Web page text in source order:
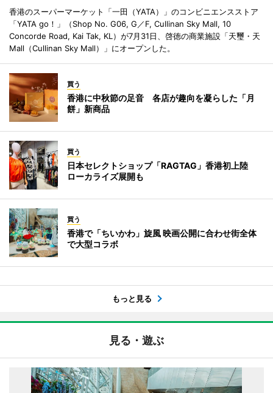
香港のスーパーマーケット「一田（YATA）」のコンビニエンスストア
「YATA go！」（Shop No. G06, G／F, Cullinan Sky Mall, 10
Concorde Road, Kai Tak, KL）が7月31日、啓徳の商業施設「天璽・天
Mall（Cullinan Sky Mall）」にオープンした。
買う
香港に中秋節の足音 各店が趣向を凝らした「月
餅」新商品
買う
日本セレクトショップ「RAGTAG」香港初上陸
ローカライズ展開も
買う
香港で「ちいかわ」旋風 映画公開に合わせ街全体
で大型コラボ
もっと見る
見る・遊ぶ